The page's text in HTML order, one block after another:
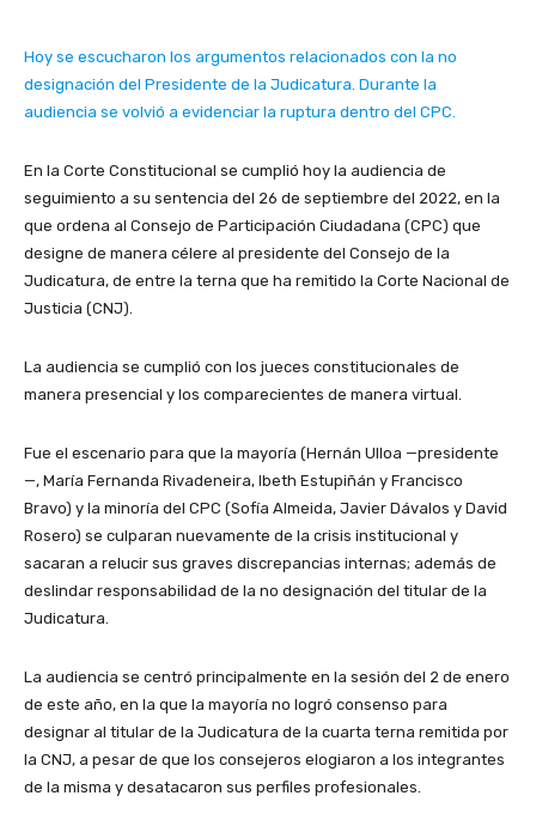
Hoy se escucharon los argumentos relacionados con la no
designación del Presidente de la Judicatura. Durante la
audiencia se volvió a evidenciar la ruptura dentro del CPC.
En la Corte Constitucional se cumplió hoy la audiencia de
seguimiento a su sentencia del 26 de septiembre del 2022, en la
que ordena al Consejo de Participación Ciudadana (CPC) que
designe de manera célere al presidente del Consejo de la
Judicatura, de entre la terna que ha remitido la Corte Nacional de
Justicia (CNJ).
La audiencia se cumplió con los jueces constitucionales de
manera presencial y los comparecientes de manera virtual.
Fue el escenario para que la mayoría (Hernán Ulloa —presidente
—, María Fernanda Rivadeneira, Ibeth Estupiñán y Francisco
Bravo) y la minoría del CPC (Sofía Almeida, Javier Dávalos y David
Rosero) se culparan nuevamente de la crisis institucional y
sacaran a relucir sus graves discrepancias internas; además de
deslindar responsabilidad de la no designación del titular de la
Judicatura.
La audiencia se centró principalmente en la sesión del 2 de enero
de este año, en la que la mayoría no logró consenso para
designar al titular de la Judicatura de la cuarta terna remitida por
la CNJ, a pesar de que los consejeros elogiaron a los integrantes
de la misma y desatacaron sus perfiles profesionales.